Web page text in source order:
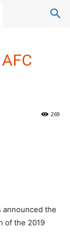
269
announced the
of the 2019